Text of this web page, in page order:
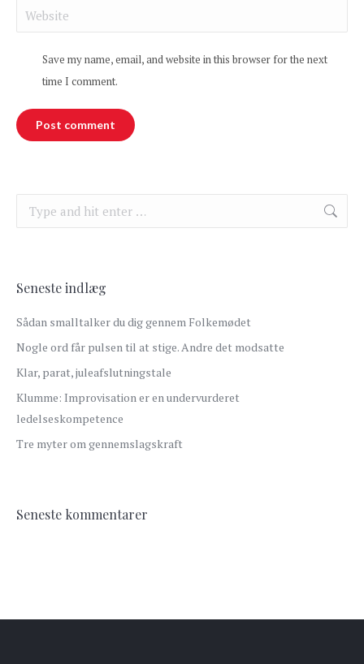
Website
Save my name, email, and website in this browser for the next
time I comment.
Post comment
Search:
Seneste indlæg
Sådan smalltalker du dig gennem Folkemødet
Nogle ord får pulsen til at stige. Andre det modsatte
Klar, parat, juleafslutningstale
Klumme: Improvisation er en undervurderet
ledelseskompetence
Tre myter om gennemslagskraft
Seneste kommentarer